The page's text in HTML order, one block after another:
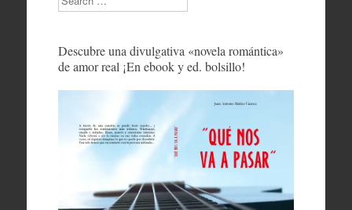
Descubre una divulgativa «novela romántica»
de amor real ¡En ebook y ed. bolsillo!